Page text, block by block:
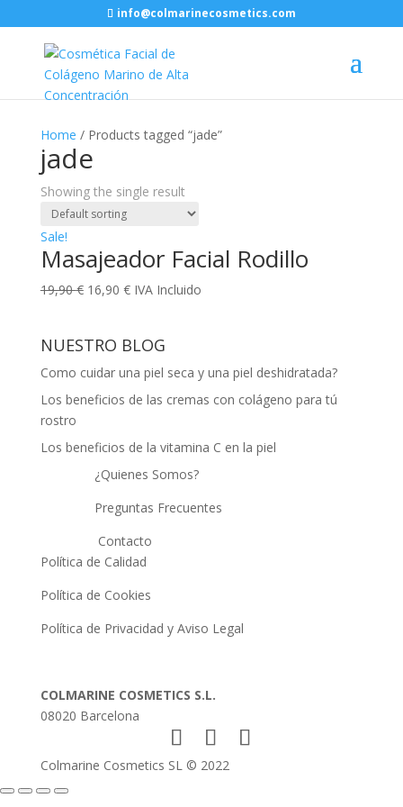
info@colmarinecosmetics.com
Home / Products tagged “jade”
jade
Showing the single result
Sale!
Masajeador Facial Rodillo
19,90€ Original
19,90 €.
16,90 €Current
16,90 €.
IVA Incluido
NUESTRO BLOG
Como cuidar una piel seca y una piel deshidratada?
Los beneficios de las cremas con colágeno para tú
rostro
Los beneficios de la vitamina C en la piel
¿Quienes Somos?
Preguntas Frecuentes
Contacto
Política de Calidad
Política de Cookies
Política de Privacidad y Aviso Legal
COLMARINE COSMETICS S.L.
08020 Barcelona
Colmarine Cosmetics SL © 2022